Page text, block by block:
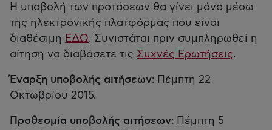
Η υποβολή των προτάσεων θα γίνει μόνο μέσω
της ηλεκτρονικής πλατφόρμας που είναι
διαθέσιμη ΕΔΩ. Συνιστάται πριν συμπληρωθεί η
αίτηση να διαβάσετε τις Συχνές Ερωτήσεις.
Έναρξη υποβολής αιτήσεων: Πέμπτη 22
Οκτωβρίου 2015.
Προθεσμία υποβολής αιτήσεων: Πέμπτη 5